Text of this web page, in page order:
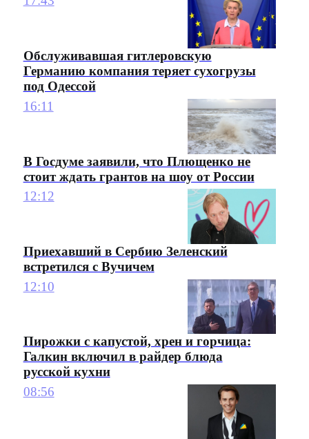
Обслуживавшая гитлеровскую
Германию компания теряет сухогрузы
под Одессой
16:11
В Госдуме заявили, что Плющенко не
стоит ждать грантов на шоу от России
12:12
Приехавший в Сербию Зеленский
встретился с Вучичем
12:10
Пирожки с капустой, хрен и горчица:
Галкин включил в райдер блюда
русской кухни
08:56